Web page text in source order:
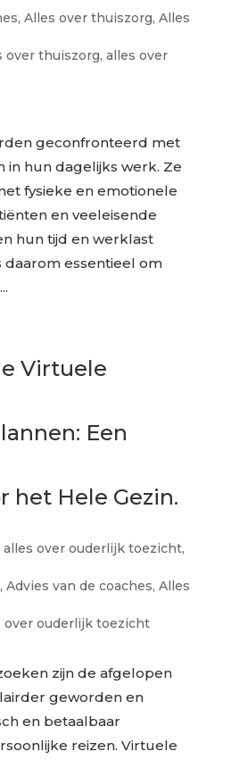
, Alles over thuiszorg, Alles
over thuiszorg, alles over
geconfronteerd met
in hun dagelijks werk. Ze
fysieke en emotionele
en veeleisende
hun tijd en werklast
daarom essentieel om
Virtuele
Een
het Hele Gezin.
alles over ouderlijk toezicht,
, Advies van de coaches, Alles
over ouderlijk toezicht
zijn de afgelopen
geworden en
en betaalbaar
reizen. Virtuele